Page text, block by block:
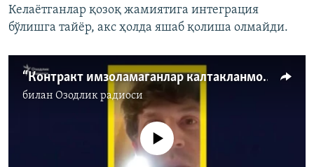
Келаётганлар қозоқ жамиятига интеграция
бўлишга тайёр, акс ҳолда яшаб қолиша олмайди.
“Контракт имзоламаганлар калтакланмоқда!” Россия ўзбекистонликларни урушга мобилизация қилмоқда
билан Озодлик радиоси
Айни дамда медиа-манба мавжуд эмас